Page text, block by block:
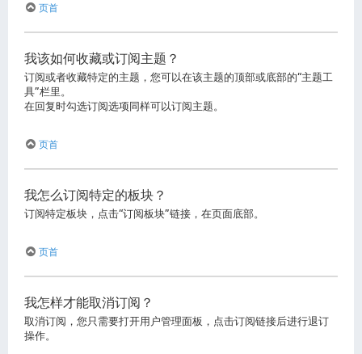
页首
我该如何收藏或订阅主题？
订阅或者收藏特定的主题，您可以在该主题的顶部或底部的“主题工
具”栏里。
在回复时勾选订阅选项同样可以订阅主题。
页首
我怎么订阅特定的板块？
订阅特定板块，点击“订阅板块”链接，在页面底部。
页首
我怎样才能取消订阅？
取消订阅，您只需要打开用户管理面板，点击订阅链接后进行退订
操作。